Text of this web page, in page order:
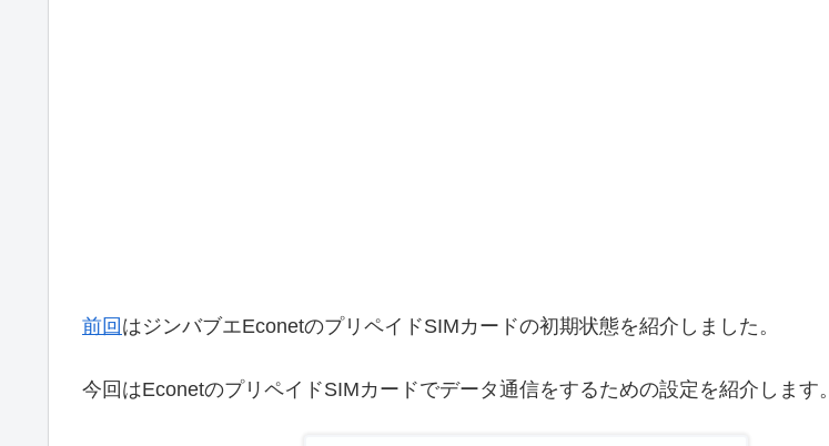
前回 はジンバブエEconetのプリペイドSIMカードの初期状態を紹介しました。
今回はEconetのプリペイドSIMカードでデータ通信をするための設定を紹介します。